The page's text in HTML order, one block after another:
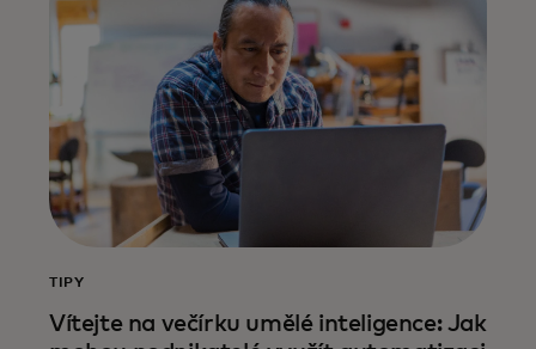
TIPY
Vítejte na večírku umělé inteligence: Jak